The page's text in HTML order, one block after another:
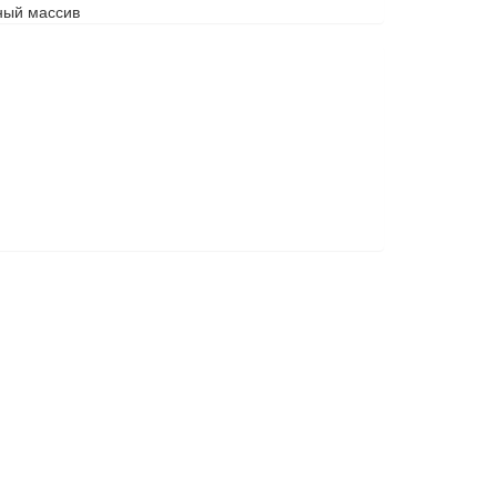
массив